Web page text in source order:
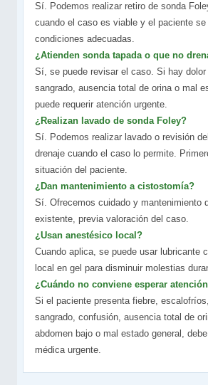
Sí. Podemos realizar retiro de sonda
cuando el caso es viable y el paciente se
condiciones adecuadas.
¿Atienden sonda tapada o que no
Sí, se puede revisar el caso. Si hay dolor
sangrado, ausencia total de orina o mal
puede requerir atención urgente.
¿Realizan lavado de sonda Foley?
Sí. Podemos realizar lavado o revisión
drenaje cuando el caso lo permite.
situación del paciente.
¿Dan mantenimiento a cistostomía?
Sí. Ofrecemos cuidado y mantenimiento
existente, previa valoración del caso.
¿Usan anestésico local?
Cuando aplica, se puede usar lubricante
local en gel para disminuir molestias
¿Cuándo no conviene esperar
Si el paciente presenta fiebre,
sangrado, confusión, ausencia total de
abdomen bajo o mal estado general,
médica urgente.